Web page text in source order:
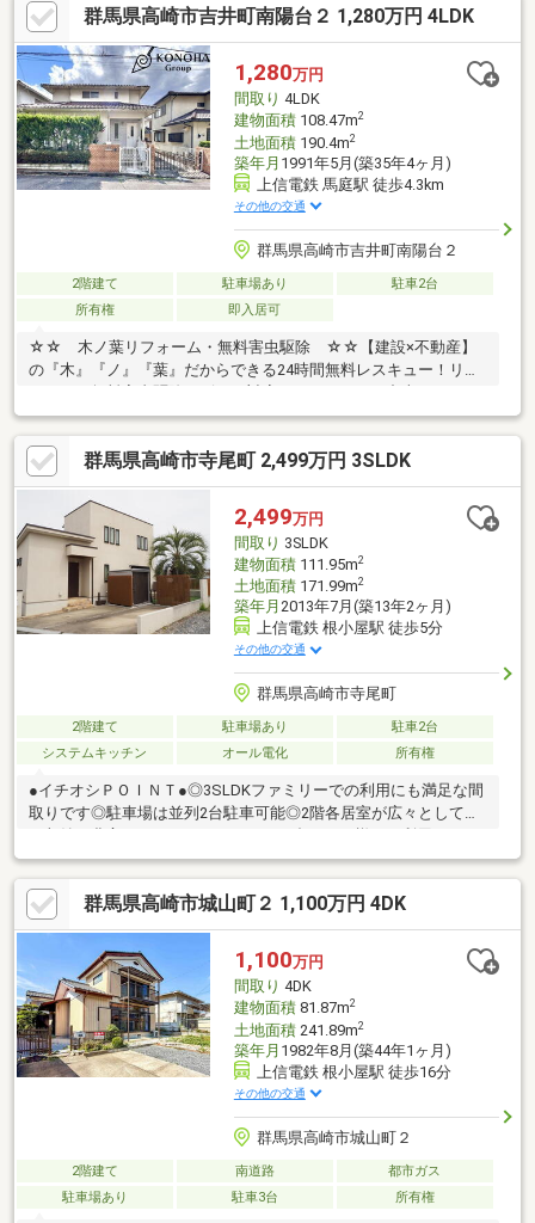
で洗い物しやすそう♪☆周辺ロケーション☆南陽台小学校
約700ｍ/徒歩9分中央中学校 約4500ｍ/徒歩57分、自転車
19分ベイシア 吉井店 約3000ｍ/車8分〇未掲載物件などさらに
物件を見たい方は下記リンクよりソルホームHPへお越しください
(^^♪
群馬県高崎市吉井町南陽台２ 1,280万円 4LDK
1,280万円
間取り 4LDK
建物面積108.47m2
土地面積190.4m2
築年月 1991年5月(築35年4ヶ月)
上信電鉄 馬庭駅 徒歩4.3km
その他の交通
群馬県高崎市吉井町南陽台２
2階建て 駐車場あり
駐車2台
所有権
即入居可
☆☆ 木ノ葉リフォーム・無料害虫駆除 ☆☆【建設×不動産】
の『木』『ノ』『葉』だからできる24時間無料レスキュー！リフ
ターサービスがついており、住んでからの安心をずっとお届けし
ます！内覧時に、無料相談・お見積りも物件ごとに作成可能！！
オウチ探しも、リフォームも一緒に相談できます！＼弊社には、
『きつね隊』・『ゴリラ隊』という無料かけつけサービスの仕組
みが、整っています♪／住んでからのお家トラブル、緊急対応も承
っております♪お家のこと、すべて木ノ葉プランニングにお任せく
ださい＾＾
群馬県高崎市寺尾町 2,499万円 3SLDK
2,499万円
間取り 3SLDK
建物面積111.95m2
土地面積171.99m2
築年月 2013年7月(築13年2ヶ月)
上信電鉄 根小屋駅 徒歩5分
その他の交通
群馬県高崎市寺尾町
2階建て 駐車場あり
駐車2台
システムキッチン
オール電化 所有権
●イチオシＰＯＩＮＴ●◎3SLDKファミリーでの利用にも満足な間
取りです◎駐車場は並列2台駐車可能◎2階各居室が広々としてお
ます◎映えるデザイン住宅♪各設備の機能面はもちろん空間使いに
も工夫がなされ住んだら快適間違いなしです＼物件内覧受付中／
＼資料請求のみ大歓迎／イエトコなら、畳の表替え、壁紙交換、
床の張替えなど各種内装工事を一括対応♪物件購入＋リフォーム＋
ローンをまとめてサポートし、理想の住まいづくりをお手伝いし
ます。
群馬県高崎市城山町２ 1,100万円 4DK
1,100万円
間取り 4DK
建物面積81.87m2
土地面積241.89m2
築年月 1982年8月(築44年1ヶ月)
上信電鉄 根小屋駅 徒歩16分
その他の交通
群馬県高崎市城山町２
2階建て 南道路
都市ガス
駐車場あり
駐車3台 所有権